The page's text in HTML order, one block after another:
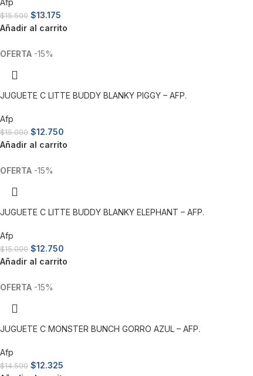
Afp
$15.500 $13.175
Añadir al carrito
-15%
JUGUETE C LITTE BUDDY BLANKY PIGGY – AFP.
Afp
$15.000 $12.750
Añadir al carrito
-15%
JUGUETE C LITTE BUDDY BLANKY ELEPHANT – AFP.
Afp
$15.000 $12.750
Añadir al carrito
-15%
JUGUETE C MONSTER BUNCH GORRO AZUL – AFP.
Afp
$14.500 $12.325